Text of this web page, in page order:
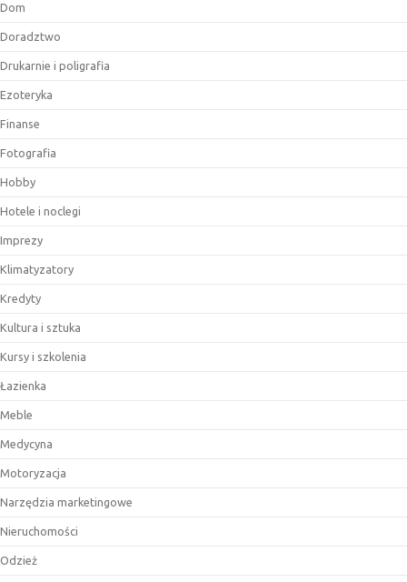
Dom
Doradztwo
Drukarnie i poligrafia
Ezoteryka
Finanse
Fotografia
Hobby
Hotele i noclegi
Imprezy
Klimatyzatory
Kredyty
Kultura i sztuka
Kursy i szkolenia
Łazienka
Meble
Medycyna
Motoryzacja
Narzędzia marketingowe
Nieruchomości
Odzież